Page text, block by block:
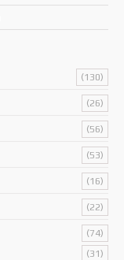
(130)
(26)
(56)
(53)
(16)
(22)
(74)
(31)